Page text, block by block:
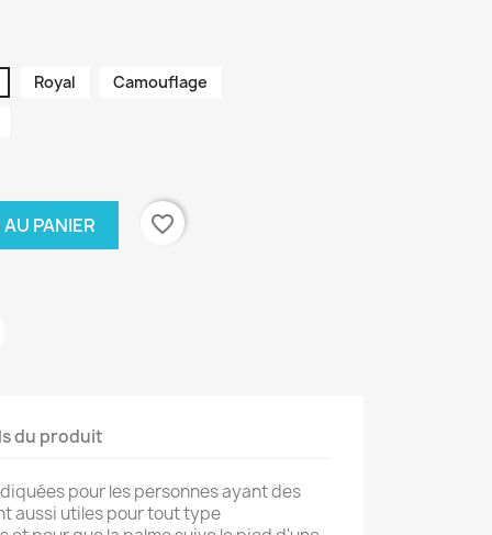
Royal
Camouflage
PANIER
favorite_border
du produit
pour les personnes ayant des
aussi utiles pour tout type